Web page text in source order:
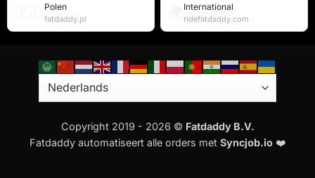
Polen
fatdaddy.pl
International
ridefatdaddy.com
Copyright 2019 - 2026 © Fatdaddy B.V.
Fatdaddy automatiseert alle orders met Syncjob.io ❤️